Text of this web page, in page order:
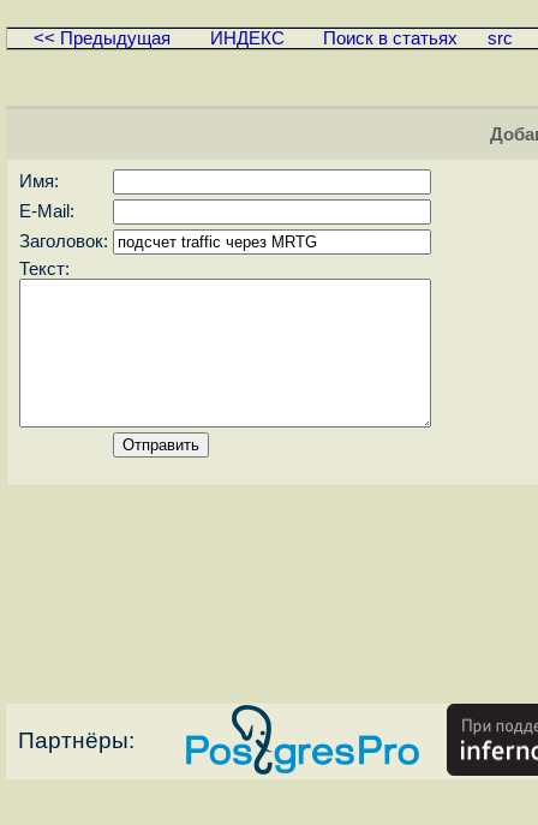
<< Предыдущая ИНДЕКС Поиск в статьях src
Имя:
E-Mail:
Заголовок:
Текст:
Партнёры: